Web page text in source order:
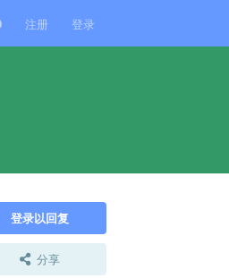
注册 登录
登录以回复
分享